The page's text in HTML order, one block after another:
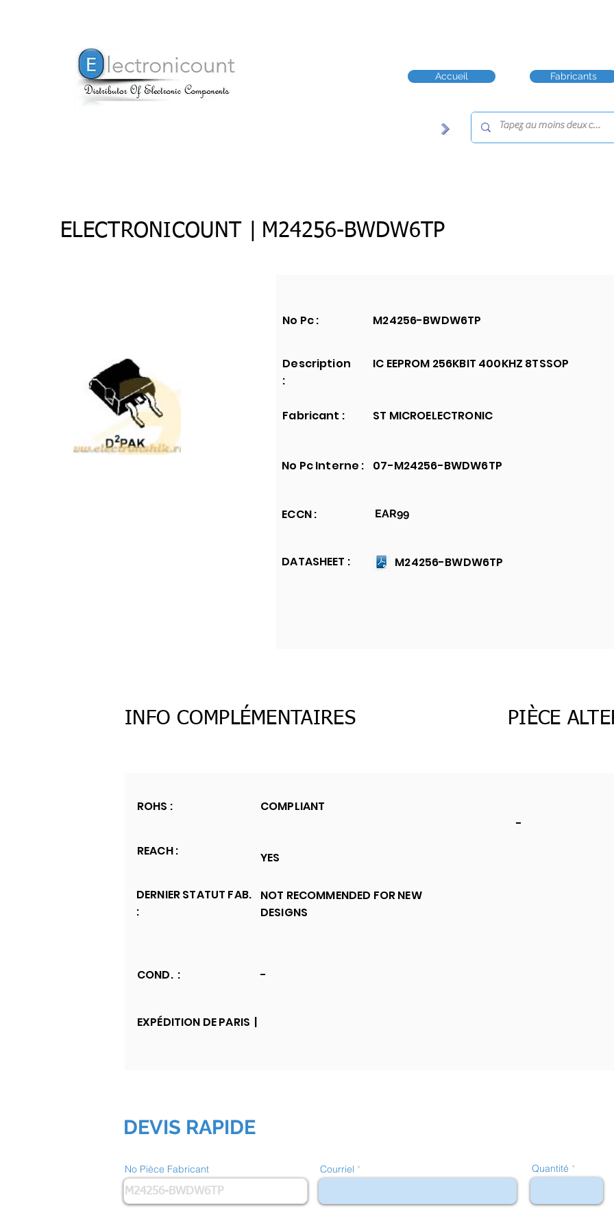
Accueil Fabricants
ELECTRONICOUNT | M24256-BWDW6TP
No Pc : M24256-BWDW6TP
Description
:
IC EEPROM 256KBIT 400KHZ 8TSSOP
Fabricant :
No Pc Interne :
ECCN :
DATASHEET :
ST MICROELECTRONIC
07-M24256-BWDW6TP
EAR99
M24256-BWDW6TP
INFO COMPLÉMENTAIRES PIÈCE
ROHS :
COMPLIANT
-
REACH :
DERNIER STATUT FAB.
:
YES
NOT RECOMMENDED FOR NEW
DESIGNS
COND. : -
EXPÉDITION DE PARIS |
DEVIS RAPIDE
No Pièce Fabricant Courriel Quantité